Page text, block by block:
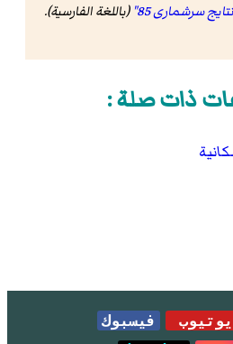
(باللغة الفارسية).
ذات صلة :
يوتيوب
فيسبوك